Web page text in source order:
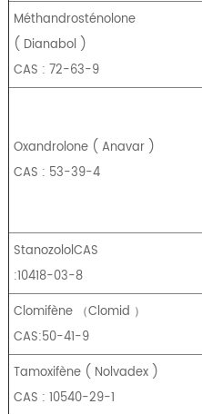
Méthandrosténolone
( Dianabol )
CAS : 72-63-9
Oxandrolone (Anavar )
CAS : 53-39-4
StanozololCAS
:10418-03-8
Clomifène （Clomid ）
CAS:50-41-9
Tamoxifène ( Nolvadex )
CAS : 10540-29-1